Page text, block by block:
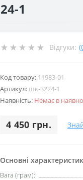
1
Відгуки:
Код товару: 11983-01
Артикул: шк-3224-1
Наявність: Немає в
4 450 грн.
Основні
Вага (грам):